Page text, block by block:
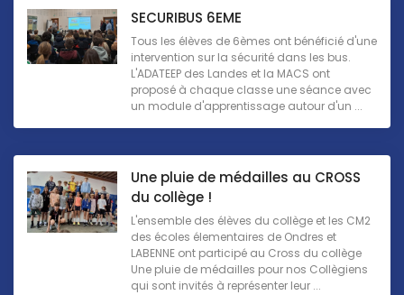
SECURIBUS 6EME
Tous les élèves de 6èmes ont bénéficié d'une
intervention sur la sécurité dans les bus.
L'ADATEEP des Landes et la MACS ont
proposé à chaque classe une séance avec
un module d'apprentissage autour d'un ...
Une pluie de médailles au CROSS
du collège !
L'ensemble des élèves du collège et les CM2
des écoles élementaires de Ondres et
LABENNE ont participé au Cross du collège
Une pluie de médailles pour nos Collègiens
qui sont invités à représenter leur ...